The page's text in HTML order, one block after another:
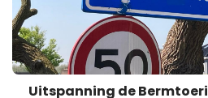
Uitspanning de